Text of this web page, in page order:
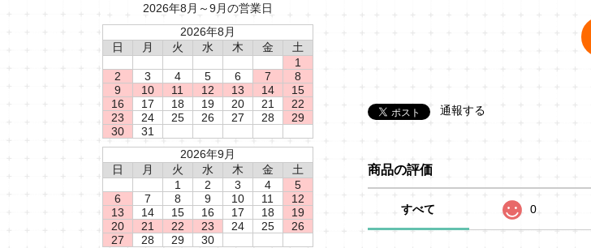
2026年8月～9月の営業日
2026年8月
日
月 火 水 木 金
土
1
2
3 4 5 6 7
8
9
10 11 12 13 14
15
16
17 18 19 20 21
22
23
24 25 26 27 28
29
30
31
2026年9月
日
月 火 水 木 金
土
1
2 3 4
5
6
7 8 9 10 11
12
13
14 15 16 17 18
19
20
21 22 23 24 25
26
27
28 29 30
通報する
商品の評価
すべて 0